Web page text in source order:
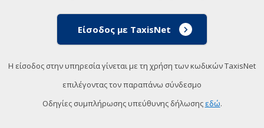
Είσοδος με TaxisNet
Η είσοδος στην υπηρεσία γίνεται με τη χρήση των κωδικών TaxisNet
επιλέγοντας τον παραπάνω σύνδεσμο
Οδηγίες συμπλήρωσης υπεύθυνης δήλωσης εδώ.